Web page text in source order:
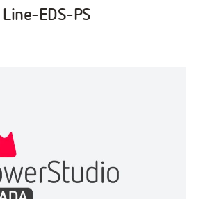
Line-EDS-PS